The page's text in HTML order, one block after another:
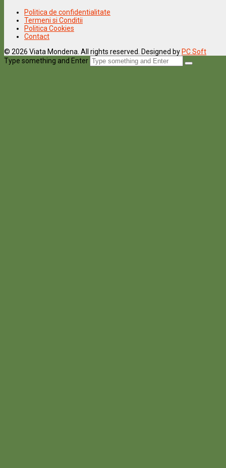
Politica de confidentialitate
Termeni si Conditii
Politica Cookies
Contact
© 2026 Viata Mondena. All rights reserved. Designed by PC Soft
Type something and Enter